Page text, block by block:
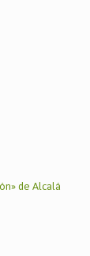
de Alcalá